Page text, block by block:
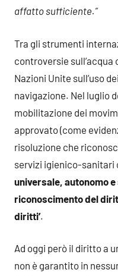
affatto sufficiente.”
Tra gli strumenti
controversie sull’acqua
Nazioni Unite sull’uso
navigazione. Nel luglio
mobilitazione dei
approvato (come
risoluzione che
servizi igienico-sanitari
universale, autonomo
riconoscimento del
diritti’.
Ad oggi però il diritto a
non è garantito in